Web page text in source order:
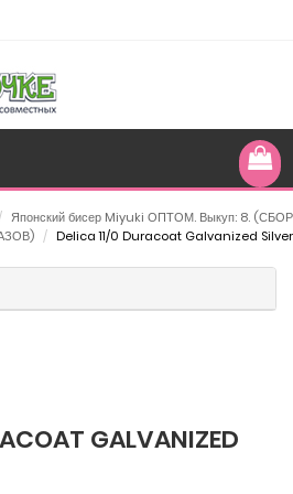
/ Японский бисер Miyuki ОПТОМ. Выкуп: 8. (СБОР
/ Delica 11/0 Duracoat Galvanized Silver
GALVANIZED